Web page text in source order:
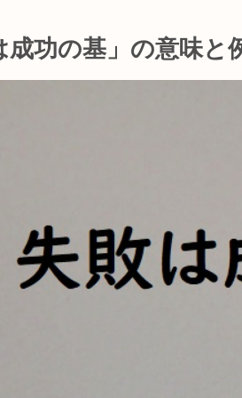
成功の基」の意味と